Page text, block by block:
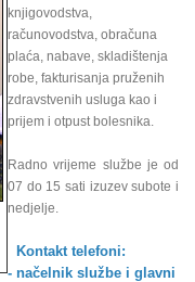
knjigovodstva,
računovodstva, obračuna
plaća, nabave, skladištenja
robe, fakturisanja pruženih
zdravstvenih usluga kao i
prijem i otpust bolesnika.
Radno vrijeme službe je od
07 do 15 sati izuzev subote i
nedjelje.
Kontakt telefoni:
- načelnik službe i glavni